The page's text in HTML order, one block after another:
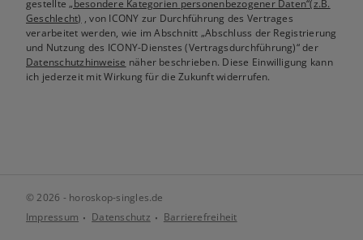
gestellte„besondere Kategorien personenbezogener Daten“(z.B.
Geschlecht) , von ICONY zur Durchführung des Vertrages
verarbeitet werden, wie im Abschnitt „Abschluss der Registrierung
und Nutzung des ICONY-Dienstes (Vertragsdurchführung)“ der
Datenschutzhinweise näher beschrieben. Diese Einwilligung kann
ich jederzeit mit Wirkung für die Zukunft widerrufen.
© 2026 - horoskop-singles.de
Impressum
Datenschutz Barrierefreiheit